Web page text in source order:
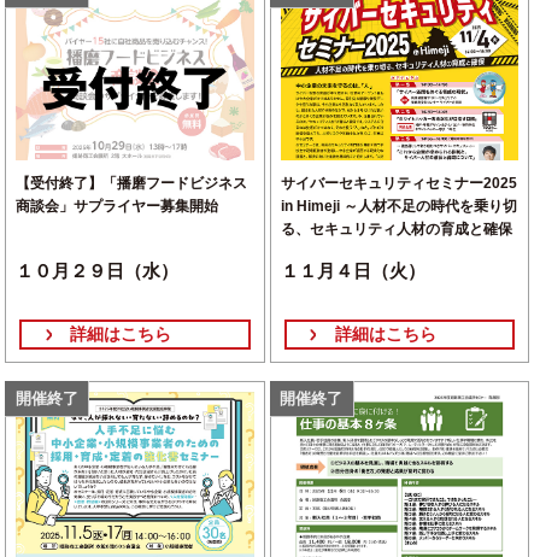
【受付終了】「播磨フードビジネス
商談会」サプライヤー募集開始
１０月２９日（水）
詳細はこちら
サイバーセキュリティセミナー2025
in Himeji ～人材不足の時代を乗り切
る、セキュリティ人材の育成と確保
１１月４日（火）
詳細はこちら
開催終了 開催終了